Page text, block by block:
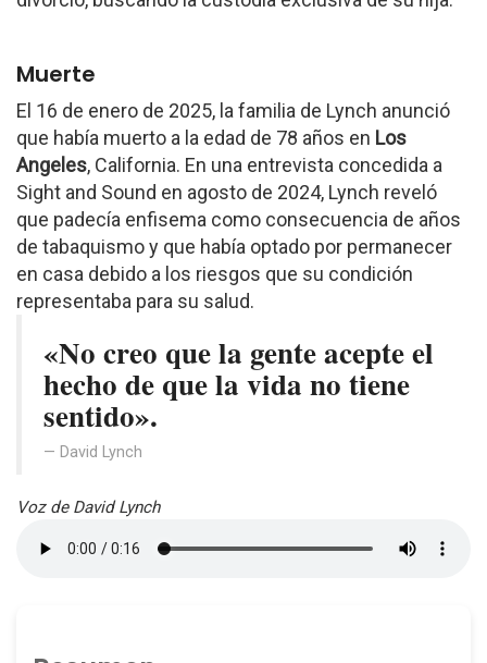
Muerte
El 16 de enero de 2025, la familia de Lynch anunció
que había muerto a la edad de 78 años en Los
Angeles, California. En una entrevista concedida a
Sight and Sound en agosto de 2024, Lynch reveló
que padecía enfisema como consecuencia de años
de tabaquismo y que había optado por permanecer
en casa debido a los riesgos que su condición
representaba para su salud.
«No creo que la gente acepte el
hecho de que la vida no tiene
sentido».
David Lynch
Voz de David Lynch